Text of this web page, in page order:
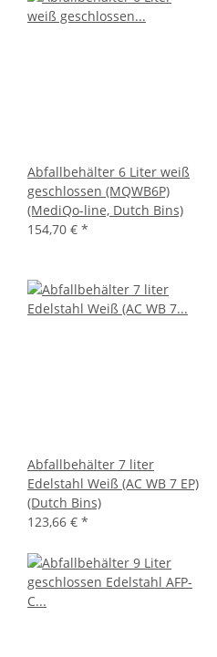
Abfallbehälter 6 Liter weiß
geschlossen (MQWB6P)
(MediQo-line, Dutch Bins)
154,70 € *
Abfallbehälter 7 liter
Edelstahl Weiß (AC WB 7 EP)
(Dutch Bins)
123,66 € *